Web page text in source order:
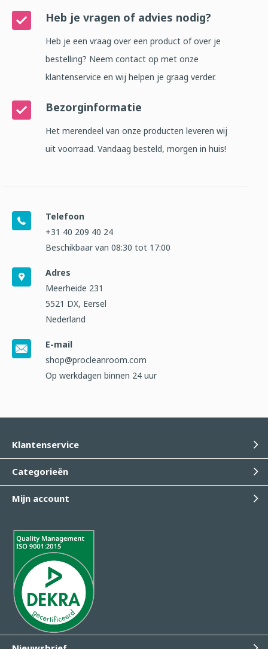
Heb je vragen of advies nodig?
Heb je een vraag over een product of over je
bestelling? Neem contact op met onze
klantenservice en wij helpen je graag verder.
Bezorginformatie
Het merendeel van onze producten leveren wij
uit voorraad. Vandaag besteld, morgen in huis!
Telefoon
+31 40 209 40 24
Beschikbaar van 08:30 tot 17:00
Adres
Meerheide 231
5521 DX, Eersel
Nederland
E-mail
shop@procleanroom.com
Op werkdagen binnen 24 uur
Klantenservice
Categorieën
Mijn account